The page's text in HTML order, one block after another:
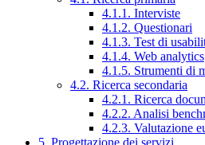
4.1.1. Interviste
4.1.2. Questionari
4.1.3. Test di
4.1.4. Web analytics
4.1.5. Strumenti di
4.2. Ricerca secondaria
4.2.1. Ricerca
4.2.2. Analisi
4.2.3. Valutazione
5. Progettazione dei servizi